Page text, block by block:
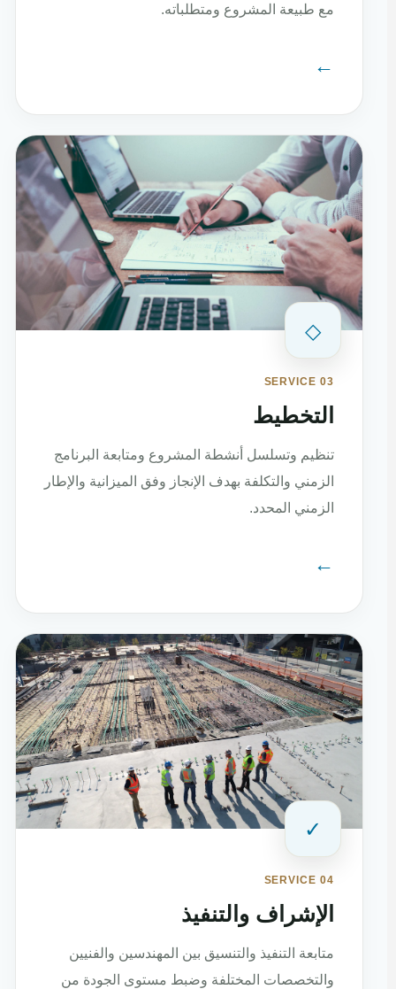
مع طبيعة المشروع ومتطلباته.
←
◇
SERVICE 03
التخطيط
تنظيم وتسلسل أنشطة المشروع ومتابعة البرنامج
الزمني والتكلفة بهدف الإنجاز وفق الميزانية والإطار
الزمني المحدد.
←
✓
SERVICE 04
الإشراف والتنفيذ
متابعة التنفيذ والتنسيق بين المهندسين والفنيين
والتخصصات المختلفة وضبط مستوى الجودة من